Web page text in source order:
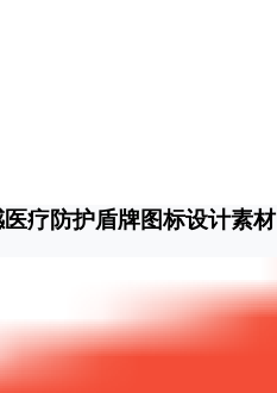
疗防护盾牌图标设计素材